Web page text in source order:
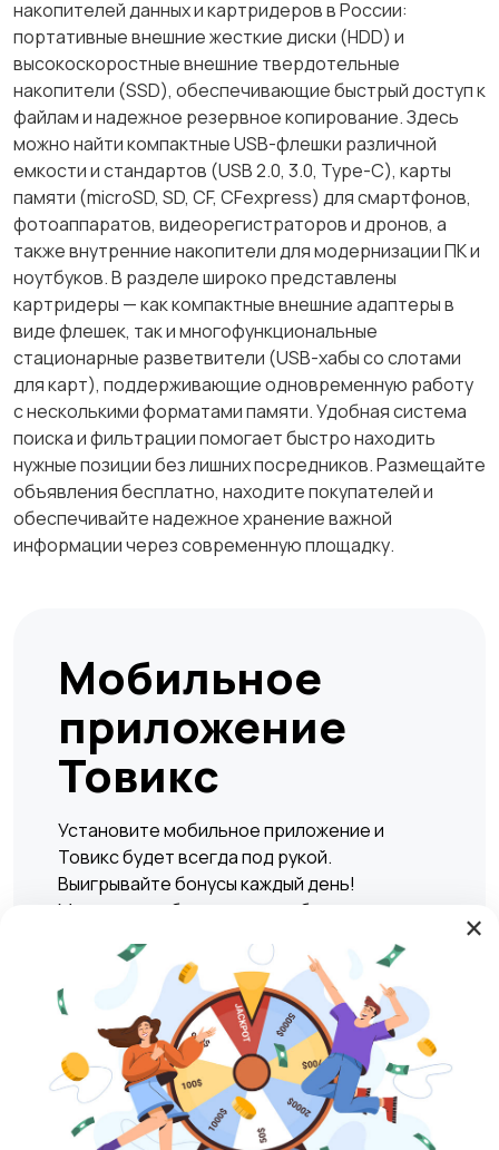
накопителей данных и картридеров в России:
портативные внешние жесткие диски (HDD) и
высокоскоростные внешние твердотельные
накопители (SSD), обеспечивающие быстрый доступ к
файлам и надежное резервное копирование. Здесь
можно найти компактные USB-флешки различной
емкости и стандартов (USB 2.0, 3.0, Type-C), карты
памяти (microSD, SD, CF, CFexpress) для смартфонов,
фотоаппаратов, видеорегистраторов и дронов, а
также внутренние накопители для модернизации ПК и
ноутбуков. В разделе широко представлены
картридеры — как компактные внешние адаптеры в
виде флешек, так и многофункциональные
стационарные разветвители (USB-хабы со слотами
для карт), поддерживающие одновременную работу
с несколькими форматами памяти. Удобная система
поиска и фильтрации помогает быстро находить
нужные позиции без лишних посредников. Размещайте
объявления бесплатно, находите покупателей и
обеспечивайте надежное хранение важной
информации через современную площадку.
Мобильное
приложение
Товикс
Установите мобильное приложение и
Товикс будет всегда под рукой.
Выигрывайте бонусы каждый день!
Мгновенно и безопасно подбирать жилье,
сделки по покупке или продаже любых
товаров и услуг в любое удобное время.
Play Market RuStore
×